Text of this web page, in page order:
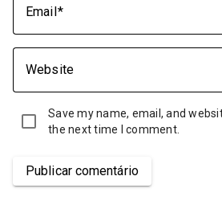
Email
Website
Save my name, email, and
the next time I comment.
Publicar comentário